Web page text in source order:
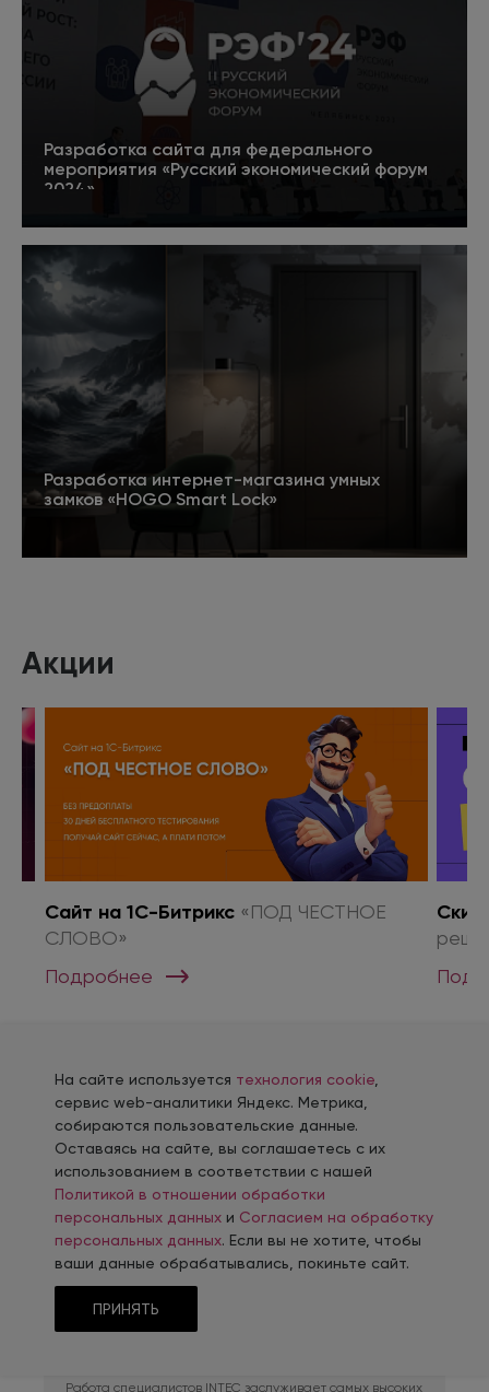
Разработка сайта для федерального
мероприятия «Русский экономический форум
2024»
Подробнее 5
Разработка интернет-магазина умных
замков «HOGO Smart Lock»
Подробнее
Акции
Сайт на 1С-Битрикс«ПОД ЧЕСТНОЕ
СЛОВО»
Подробнее
Отзывы клиентов
«АРМА» -
Работа специалистов INTEC заслуживает самых высоких
На сайте используется технология cookie
сервис web-аналитики Яндекс. Метрика,
собираются пользовательские данные.
Оставаясь на сайте, вы соглашаетесь с их
использованием в соответствии с нашей
Политикой в отношении обработки
персональных данных и Согласием на обработку
персональных данных. Если вы не хотите, чтобы
ваши данные обрабатывались, покиньте сайт.
ПРИНЯТЬ